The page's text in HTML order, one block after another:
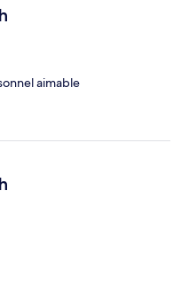
aimable